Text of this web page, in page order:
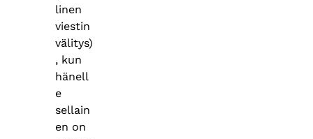
linen
viestin
välitys)
,​ kun
hänell
e
sellain
en on